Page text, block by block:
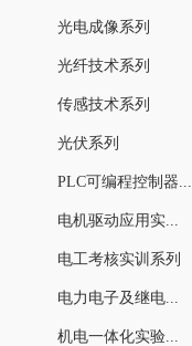
光电成像系列
光纤技术系列
传感技术系列
光伏系列
PLC可编程控制器...
电机驱动应用实...
电工考核实训系列
电力电子及继电...
机电一体化实验...